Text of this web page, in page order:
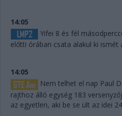
14:05
Yifei 8 és fél
előtti órában csata alakul ki ismét
14:05
Nem telhet el nap Paul
rajthoz álló egység 183
az egyetlen, aki be se ült az idei